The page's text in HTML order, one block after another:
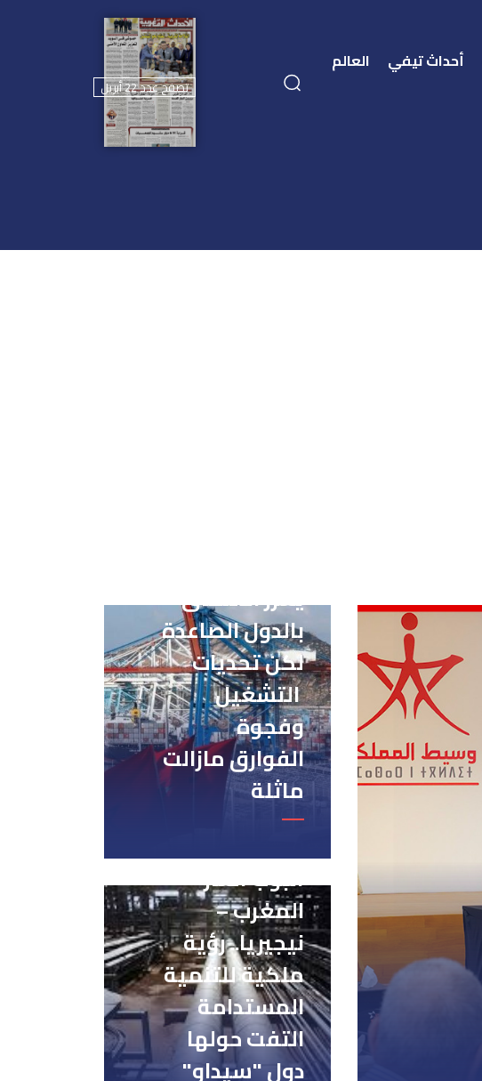
أحداث تيفي
العالم
تصفح عدد 22 أبريل
يعزز الالتحاق
بالدول الصاعدة
لكن تحديات
التشغيل
وفجوة
الفوارق مازالت
ماثلة
أنبوب الغاز
المغرب –
نيجيريا.. رؤية
ملكية للتنمية
المستدامة
التفت حولها
دول "سيداو"